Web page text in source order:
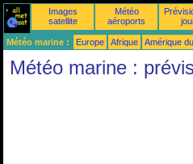
Images
satellite
Météo
aéroports
Météo marine : Europe Afrique Amérique
Météo marine :